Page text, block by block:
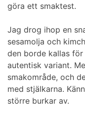
göra ett smaktest.
Jag drog ihop en
sesamolja och
den borde kallas
autentisk variant.
smakområde, och
med stjälkarna.
större burkar av.